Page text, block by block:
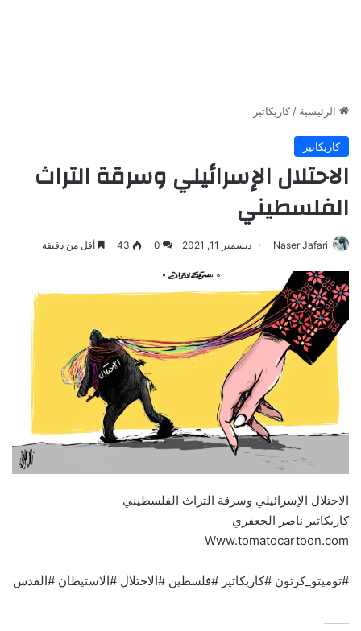
الرئيسية / كاريكاتير
كاريكاتير
الاحتلال الإسرائيلي وسرقة التراث
الفلسطيني
Naser Jafari ديسمبر 11, 2021 0
43 أقل من دقيقة
الاحتلال الإسرائيلي وسرقة التراث الفلسطيني
كاريكاتير ناصر الجعفري
Www.tomatocartoon.com
#توميتو_كرتون #كاريكاتير #فلسطين #الاحتلال #الاستيطان #القدس